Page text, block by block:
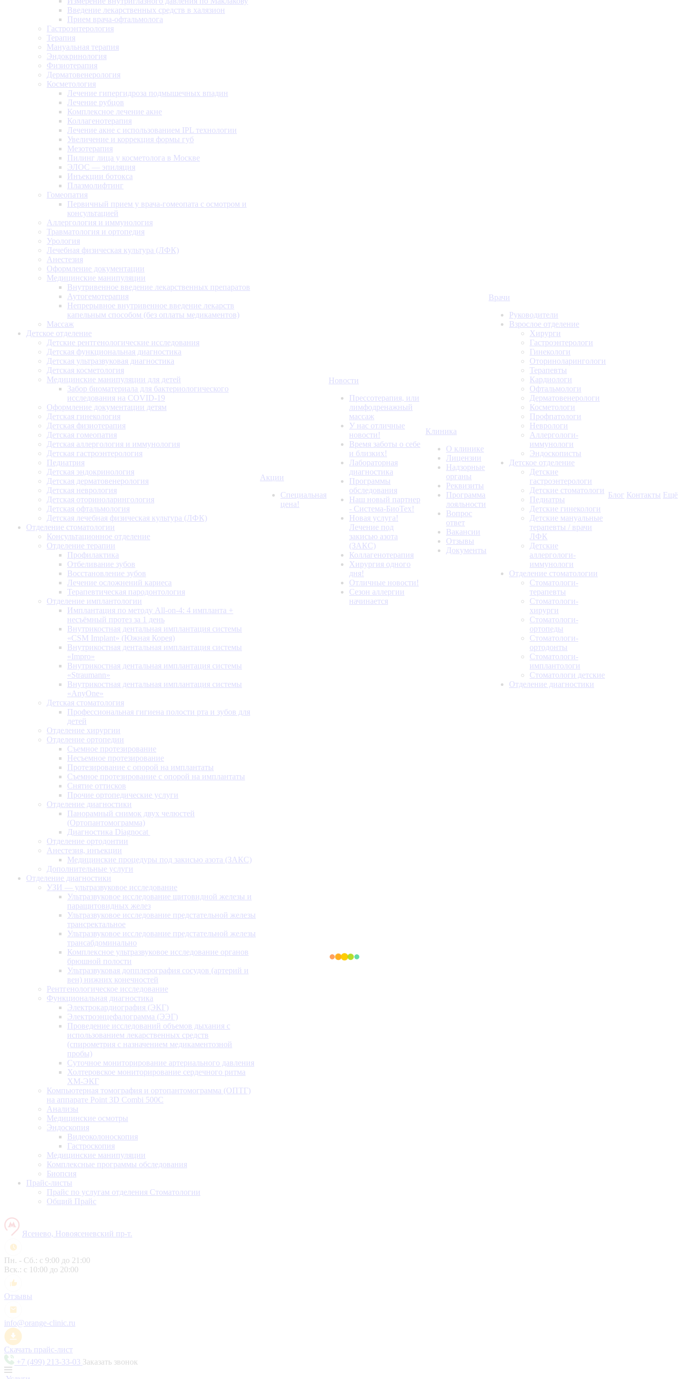
Введение лекарственных средств в халязион
Прием врача-офтальмолога
Гастроэнтерология
Терапия
Мануальная терапия
Эндокринология
Физиотерапия
Дерматовенерология
Косметология
Лечение гипергидроза подмышечных впадин
Лечение рубцов
Комплексное лечение акне
Коллагенотерапия
Лечение акне с использованием IPL технологии
Увеличение и коррекция формы губ
Мезотерапия
Пилинг лица у косметолога в Москве
ЭЛОС — эпиляция
Инъекции ботокса
Плазмолифтинг
Гомеопатия
Первичный прием у врача-гомеопата с осмотром и
консультацией
Аллергология и иммунология
Травматология и ортопедия
Урология
Лечебная физическая культура (ЛФК)
Анестезия
Оформление документации
Медицинские манипуляции
Внутривенное введение лекарственных препаратов
Аутогемотерапия
Непрерывное внутривенное введение лекарств
капельным способом (без оплаты медикаментов)
Массаж
Детское отделение
Детские рентгенологические исследования
Детская функциональная диагностика
Детская ультразвуковая диагностика
Детская косметология
Медицинские манипуляции для детей
Забор биоматериала для бактериологического
исследования на COVID-19
Оформление документации детям
Детская гинекология
Детская физиотерапия
Детская гомеопатия
Детская аллергология и иммунология
Детская гастроэнтерология
Педиатрия
Детская эндокринология
Детская дерматовенерология
Детская неврология
Детская оториноларингология
Детская офтальмология
Детская лечебная физическая культура (ЛФК)
Отделение стоматологии
Консультационное отделение
Отделение терапии
Профилактика
Отбеливание зубов
Восстановление зубов
Лечение осложнений кариеса
Терапевтическая пародонтология
Отделение имплантологии
Имплантация по методу All-on-4: 4 импланта +
несъёмный протез за 1 день
Внутрикостная дентальная имплантация системы
«CSM Implant» (Южная Корея)
Внутрикостная дентальная имплантация системы
«Impro»
Внутрикостная дентальная имплантация системы
«Straumann»
Внутрикостная дентальная имплантация системы
«AnyOne»
Детская стоматология
Профессиональная гигиена полости рта и зубов для
детей
Отделение хирургии
Отделение ортопедии
Съемное протезирование
Несъемное протезирование
Протезирование с опорой на имплантаты
Съемное протезирование с опорой на имплантаты
Снятие оттисков
Прочие ортопедические услуги
Отделение диагностики
Панорамный снимок двух челюстей
(Ортопантомограмма)
Диагностика Diagnocat
Отделение ортодонтии
Анестезия, инъекции
Медицинские процедуры под закисью азота (ЗАКС)
Дополнительные услуги
Отделение диагностики
УЗИ — ультразвуковое исследование
Ультразвуковое исследование щитовидной железы и
паращитовидных желез
Ультразвуковое исследование предстательной железы
трансректальное
Ультразвуковое исследование предстательной железы
трансабдоминально
Комплексное ультразвуковое исследование органов
брюшной полости
Ультразвуковая допплерография сосудов (артерий и
вен) нижних конечностей
Рентгенологическое исследование
Функциональная диагностика
Электрокардиография (ЭКГ)
Электроэнцефалограмма (ЭЭГ)
Проведение исследований объемов дыхания с
использованием лекарственных средств
(спирометрия с назначением медикаментозной
пробы)
Суточное мониторирование артериального давления
Холтеровское мониторирование сердечного ритма
ХМ-ЭКГ
Компьютерная томография и ортопантомограмма (ОПТГ)
на аппарате Point 3D Combi 500C
Анализы
Медицинские осмотры
Эндоскопия
Видеоколоноскопия
Гастроскопия
Медицинские манипуляции
Комплексные программы обследования
Биопсия
Прайс-листы
Прайс по услугам отделения Стоматологии
Общий Прайс
Акции
Специальная
цена!
Новости
Прессотерапия, или
лимфодренажный
массаж
У нас отличные
новости!
Время заботы о себе
и близких!
Лабораторная
диагностика
Программы
обследования
Наш новый партнер
- Система-БиоТех!
Новая услуга!
Лечение под
закисью азота
(ЗАКС)
Коллагенотерапия
Хирургия одного
дня!
Отличные новости!
Сезон аллергии
начинается
Клиника
О клинике
Лицензии
Надзорные
органы
Реквизиты
Программа
лояльности
Вопрос
ответ
Вакансии
Отзывы
Документы
Врачи
Руководители
Взрослое отделение
Хирурги
Гастроэнтерологи
Гинекологи
Оториноларингологи
Терапевты
Кардиологи
Офтальмологи
Дерматовенерологи
Косметологи
Профпатологи
Неврологи
Аллергологи-
иммунологи
Эндоскописты
Детское отделение
Детские
гастроэнтерологи
Детские стоматологи
Педиатры
Детские гинекологи
Детские мануальные
терапевты / врачи
ЛФК
Детские
аллергологи-
иммунологи
Отделение стоматологии
Стоматологи-
терапевты
Стоматологи-
хирурги
Стоматологи-
ортопеды
Стоматологи-
ортодонты
Стоматологи-
имплантологи
Стоматологи детские
Отделение диагностики
Блог Контакты Ещё
Ясенево, Новоясеневский пр-т.
Пн. - Сб.: с 9:00 до 21:00
Вск.: с 10:00 до 20:00
Отзывы
info@orange-clinic.ru
Скачать прайс-лист
+7 (499) 213-33-03 Заказать звонок